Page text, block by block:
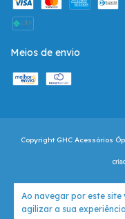
Ao navegar por este site
agilizar a sua
Meios de envio
Copyright GHC Acessórios